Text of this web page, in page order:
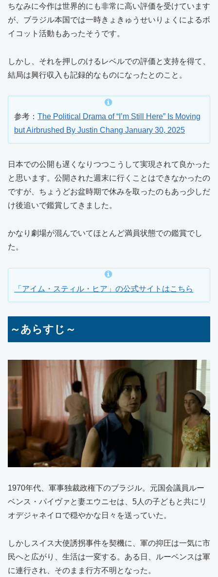
ちなみに今作は世界的にも非常に高い評価を受けています
が、ブラジル本国では一時きょきゅうせいりょくによるボ
イコット活動もあったそうです。
しかし、それを押しのけるレベルでの評価と支持を得て、
結局は興行収入も記録的なものになったとのこと。
参考： The Political Drama of “I’m Still Here” Is Moving
but Airbrushed By Justin Chang January 30, 2025
日本での公開も遅くなりつつこうして実現されて良かった
と思います。公開された週末に行くことはできなかったの
ですが、ちょうどお盆時期で休みを取ったのもあっ少しだ
け後追いで鑑賞してきました。
かなり劇場が混んでいてほとんど満員状態での鑑賞でし
た。
「アイム・スティル・ヒア」の公式サイトはこちら
～あらすじ～
1970年代、軍事独裁政権下のブラジル。元国会議員ルー
ベンス・パイヴァと妻エウニセは、5人の子どもと共にリ
オデジャネイロで穏やかな日々を送っていた。
しかしスイス大使誘拐事件を契機に、軍の抑圧は一気に市
民へと広がり、生活は一変する。ある日、ルーベンスは軍
に連行され、そのまま行方不明となった。